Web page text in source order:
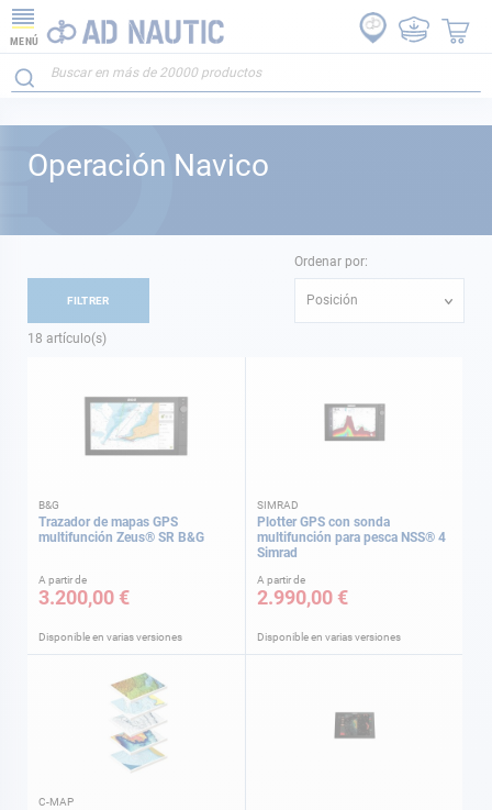
MENÚ
Operación Navico
18 artículo(s)
Ordenar por:
Posición
B&G
Trazador de mapas GPS
multifunción Zeus® SR B&G
A partir de
3.200,00 €
Disponible en varias versiones
SIMRAD
Plotter GPS con sonda
multifunción para pesca NSS® 4
Simrad
A partir de
2.990,00 €
Disponible en varias versiones
C-MAP
FILTRER